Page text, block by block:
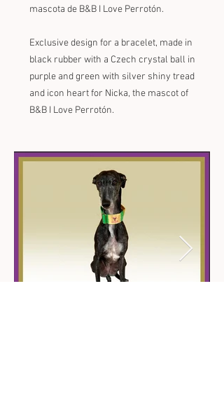
mascota de B&B I Love Perrotón.
Exclusive design for a bracelet, made in
black rubber with a Czech crystal ball in
purple and green with silver shiny tread
and icon heart for Nicka, the mascot of
B&B I Love Perrotón.